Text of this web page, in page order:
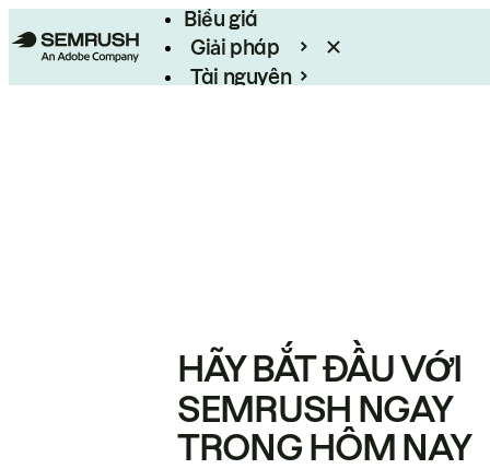
Biểu giá
Giải pháp
Tài nguyên
HÃY BẮT ĐẦU VỚI
SEMRUSH NGAY
TRONG HÔM NAY